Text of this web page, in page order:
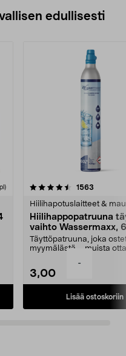
-
edullisesti
1563
Hiilihapotuslaitteet &
Hiilihappopatruuna
vaihto Wassermaxx,
Täyttöpatruuna, joka
myymälästä – muista
3,00
Lisää ostoskoriin
4.5viidestä